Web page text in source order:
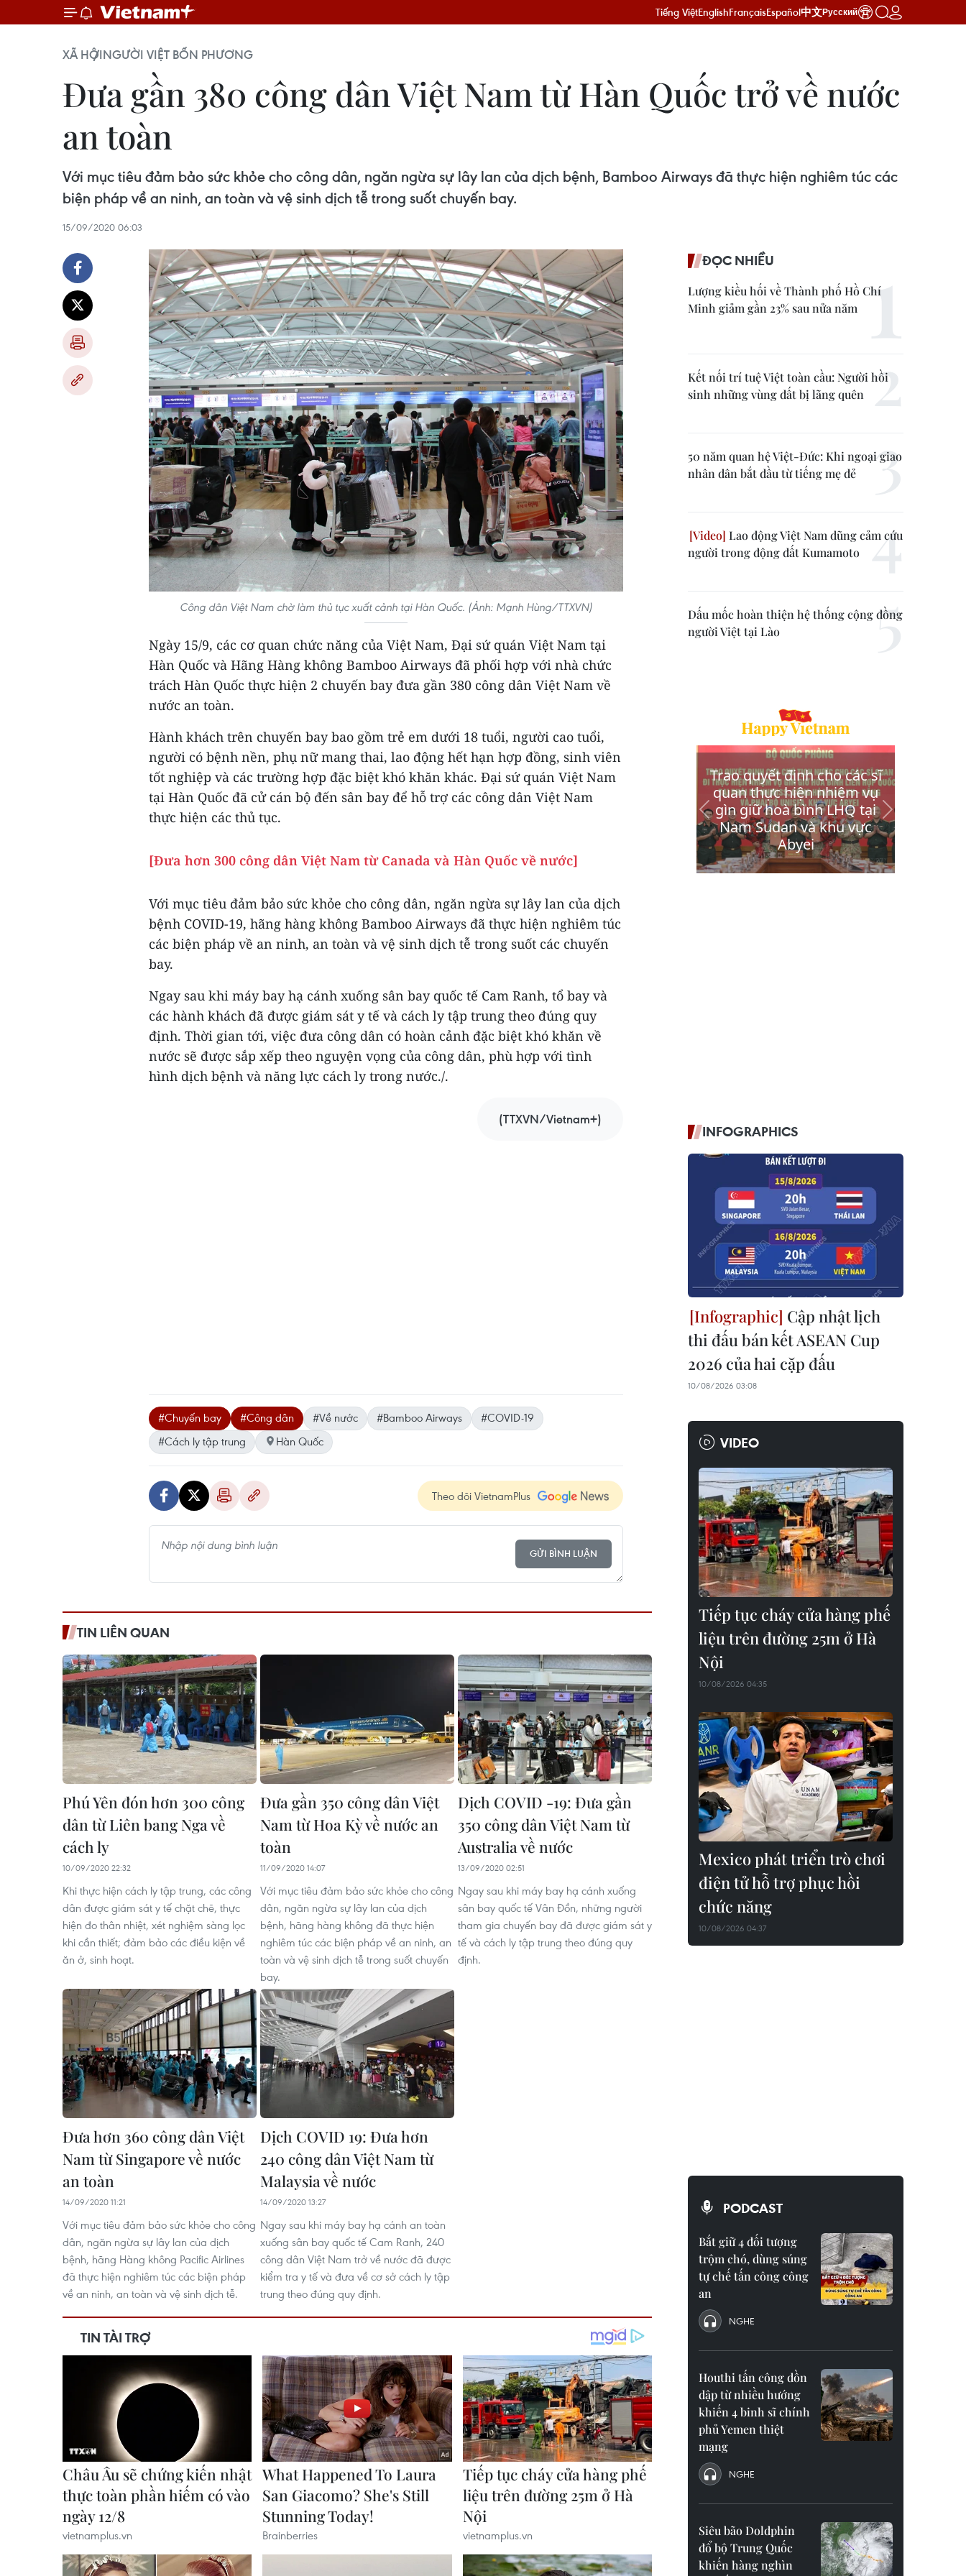
Tiếng ViệtEnglishFrançaisEspañol中文Русский
XÃ HỘINGƯỜI VIỆT BỐN PHƯƠNG
Đưa gần 380 công dân Việt Nam từ Hàn Quốc trở về nước
an toàn
Với mục tiêu đảm bảo sức khỏe cho công dân, ngăn ngừa sự lây lan của dịch bệnh, Bamboo Airways đã thực hiện nghiêm túc các
biện pháp về an ninh, an toàn và vệ sinh dịch tễ trong suốt chuyến bay.
15/09/2020 06:03
Công dân Việt Nam chờ làm thủ tục xuất cảnh tại Hàn Quốc. (Ảnh: Mạnh Hùng/TTXVN)
Ngày 15/9, các cơ quan chức năng của Việt Nam, Đại sứ quán Việt Nam tại
Hàn Quốc và Hãng Hàng không Bamboo Airways đã phối hợp với nhà chức
trách Hàn Quốc thực hiện 2 chuyến bay đưa gần 380 công dân Việt Nam về
nước an toàn.
Hành khách trên chuyến bay bao gồm trẻ em dưới 18 tuổi, người cao tuổi,
người có bệnh nền, phụ nữ mang thai, lao động hết hạn hợp đồng, sinh viên
tốt nghiệp và các trường hợp đặc biệt khó khăn khác. Đại sứ quán Việt Nam
tại Hàn Quốc đã cử cán bộ đến sân bay để hỗ trợ các công dân Việt Nam
thực hiện các thủ tục.
[Đưa hơn 300 công dân Việt Nam từ Canada và Hàn Quốc về nước]
Với mục tiêu đảm bảo sức khỏe cho công dân, ngăn ngừa sự lây lan của dịch
bệnh COVID-19, hãng hàng không Bamboo Airways đã thực hiện nghiêm túc
các biện pháp về an ninh, an toàn và vệ sinh dịch tễ trong suốt các chuyến
bay.
Ngay sau khi máy bay hạ cánh xuống sân bay quốc tế Cam Ranh, tổ bay và
các hành khách đã được giám sát y tế và cách ly tập trung theo đúng quy
định. Thời gian tới, việc đưa công dân có hoàn cảnh đặc biệt khó khăn về
nước sẽ được sắp xếp theo nguyện vọng của công dân, phù hợp với tình
hình dịch bệnh và năng lực cách ly trong nước./.
(TTXVN/Vietnam+)
#Chuyến bay #Công dân #Về nước #Bamboo Airways
#COVID-19
#Cách ly tập trung
Hàn Quốc
Theo dõi VietnamPlus
GỬI BÌNH LUẬN
TIN LIÊN QUAN
Phú Yên đón hơn 300 công
dân từ Liên bang Nga về
cách ly
10/09/2020 22:32
Khi thực hiện cách ly tập trung, các công
dân được giám sát y tế chặt chẽ, thực
hiện đo thân nhiệt, xét nghiệm sàng lọc
khi cần thiết; đảm bảo các điều kiện về
ăn ở, sinh hoạt.
Đưa gần 350 công dân Việt
Nam từ Hoa Kỳ về nước an
toàn
11/09/2020 14:07
Với mục tiêu đảm bảo sức khỏe cho công
dân, ngăn ngừa sự lây lan của dịch
bệnh, hãng hàng không đã thực hiện
nghiêm túc các biện pháp về an ninh, an
toàn và vệ sinh dịch tễ trong suốt chuyến
bay.
Dịch COVID -19: Đưa gần
350 công dân Việt Nam từ
Australia về nước
13/09/2020 02:51
Ngay sau khi máy bay hạ cánh xuống
sân bay quốc tế Vân Đồn, những người
tham gia chuyến bay đã được giám sát y
tế và cách ly tập trung theo đúng quy
định.
Đưa hơn 360 công dân Việt
Nam từ Singapore về nước
an toàn
14/09/2020 11:21
Với mục tiêu đảm bảo sức khỏe cho công
dân, ngăn ngừa sự lây lan của dịch
bệnh, hãng Hàng không Pacific Airlines
đã thực hiện nghiêm túc các biện pháp
về an ninh, an toàn và vệ sinh dịch tễ.
Dịch COVID 19: Đưa hơn
240 công dân Việt Nam từ
Malaysia về nước
14/09/2020 13:27
Ngay sau khi máy bay hạ cánh an toàn
xuống sân bay quốc tế Cam Ranh, 240
công dân Việt Nam trở về nước đã được
kiểm tra y tế và đưa về cơ sở cách ly tập
trung theo đúng quy định.
ĐỌC NHIỀU
Lượng kiều hối về Thành phố Hồ Chí
Minh giảm gần 23% sau nửa năm
Kết nối trí tuệ Việt toàn cầu: Người hồi
sinh những vùng đất bị lãng quên
50 năm quan hệ Việt-Đức: Khi ngoại giao
nhân dân bắt đầu từ tiếng mẹ đẻ
Lao động Việt Nam dũng cảm cứu
người trong động đất Kumamoto
Dấu mốc hoàn thiện hệ thống cộng đồng
người Việt tại Lào
INFOGRAPHICS
Cập nhật lịch
thi đấu bán kết ASEAN Cup
2026 của hai cặp đấu
10/08/2026 03:08
VIDEO
Tiếp tục cháy cửa hàng phế
liệu trên đường 25m ở Hà
Nội
10/08/2026 04:35
Mexico phát triển trò chơi
điện tử hỗ trợ phục hồi
chức năng
10/08/2026 04:37
PODCAST
Bắt giữ 4 đối tượng
trộm chó, dùng súng
tự chế tấn công công
an
NGHE
Houthi tấn công dồn
dập từ nhiều hướng
khiến 4 binh sĩ chính
phủ Yemen thiệt
mạng
NGHE
Siêu bão Doldphin
đổ bộ Trung Quốc
khiến hàng nghìn